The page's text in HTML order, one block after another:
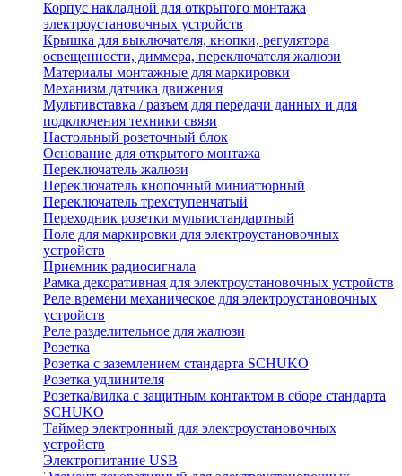
Корпус накладной для открытого монтажа
электроустановочных устройств
Крышка для выключателя, кнопки, регулятора
освещенности, диммера, переключателя жалюзи
Материалы монтажные для маркировки
Механизм датчика движения
Мультивставка / разъем для передачи данных и для
подключения техники связи
Настольный розеточный блок
Основание для открытого монтажа
Переключатель жалюзи
Переключатель кнопочный миниатюрный
Переключатель трехступенчатый
Переходник розетки мультистандартный
Поле для маркировки для электроустановочных
устройств
Приемник радиосигнала
Рамка декоративная для электроустановочных устройств
Реле времени механическое для электроустановочных
устройств
Реле разделительное для жалюзи
Розетка
Розетка с заземлением стандарта SCHUKO
Розетка удлинителя
Розетка/вилка с защитным контактом в сборе стандарта
SCHUKO
Таймер электронный для электроустановочных
устройств
Электропитание USB